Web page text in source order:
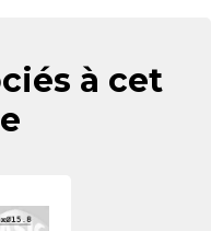
à cet